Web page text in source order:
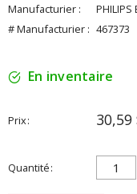
Manufacturier :
PHILIPS
# Manufacturier : 467373
En inventaire
Prix 30,59
Quantité